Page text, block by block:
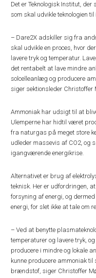
Det er Teknologisk Institut, der
som skal udvikle teknologien til
– Dare2X adskiller sig fra
skal udvikle en proces, hvor
lavere tryk og temperatur.
det rentabelt at lave mindre
solcelleanlæg og producere
siger sektionsleder Christoffer
Ammoniak har udsigt til at
Ulemperne har hidtil været
fra naturgas på meget store
udleder massevis af CO2, og
igangværende energikrise.
Alternativet er brug af
teknisk. Her er udfordringen,
forsyning af energi, og
energi, for slet ikke at tale om
– Ved at benytte
temperaturer og lavere tryk,
producere i mindre og lokale
kunne producere ammoniak
brændstof, siger Christoffer